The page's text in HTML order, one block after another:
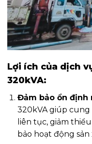
Lợi ích của dịch
320kVA:
Đảm bảo ổn định
320kVA giúp
liên tục, giảm
bảo hoạt động